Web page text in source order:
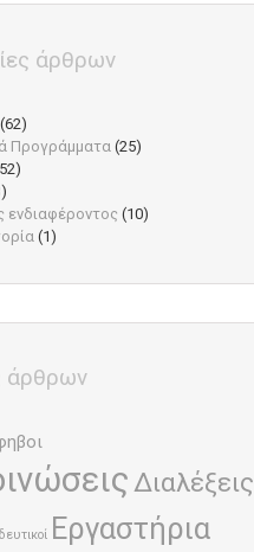
άρθρων
(62)
Προγράμματα (25)
ενδιαφέροντος (10)
(1)
άρθρων
Διαλέξεις
Εργαστήρια